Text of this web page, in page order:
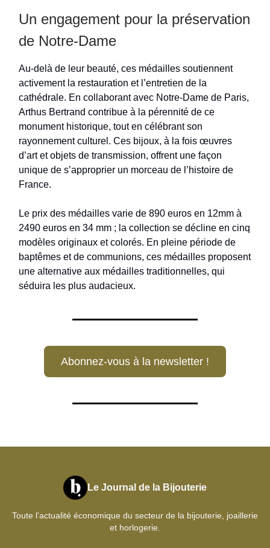
Un engagement pour la préservation
de Notre-Dame
Au-delà de leur beauté, ces médailles soutiennent
activement la restauration et l’entretien de la
cathédrale. En collaborant avec Notre-Dame de Paris,
Arthus Bertrand contribue à la pérennité de ce
monument historique, tout en célébrant son
rayonnement culturel. Ces bijoux, à la fois œuvres
d’art et objets de transmission, offrent une façon
unique de s’approprier un morceau de l’histoire de
France.
Le prix des médailles varie de 890 euros en 12mm à
2490 euros en 34 mm ; la collection se décline en cinq
modèles originaux et colorés. En pleine période de
baptêmes et de communions, ces médailles proposent
une alternative aux médailles traditionnelles, qui
séduira les plus audacieux.
Abonnez-vous à la newsletter !
Le Journal de la Bijouterie
Toute l'actualité économique du secteur de la bijouterie, joaillerie
et horlogerie.